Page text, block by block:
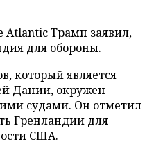
Atlantic Трамп заявил,
для обороны.
который является
Дании, окружен
судами. Он отметил
Гренландии для
США.